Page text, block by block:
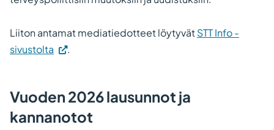
Liiton antamat mediatiedotteet löytyvätSTT Info -
sivustolta (Vieraile
Linkki
avautuu
.
Vuoden 2026 lausunnot ja
kannanotot